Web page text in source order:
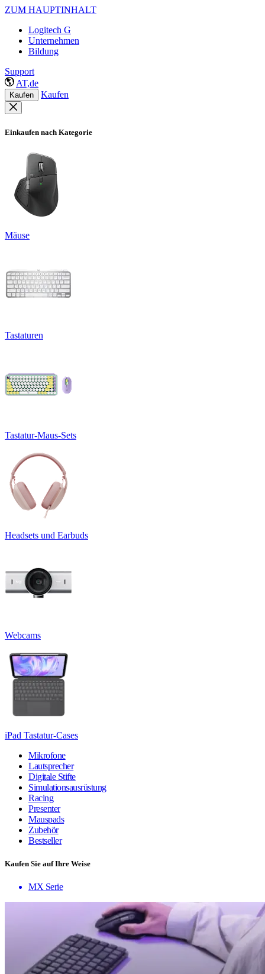
ZUM HAUPTINHALT
Logitech G
Unternehmen
Bildung
Support
AT,de
Kaufen Kaufen
Einkaufen nach Kategorie
Mäuse
Tastaturen
Tastatur-Maus-Sets
Headsets und Earbuds
Webcams
iPad Tastatur-Cases
Mikrofone
Lautsprecher
Digitale Stifte
Simulationsausrüstung
Racing
Presenter
Mauspads
Zubehör
Bestseller
Kaufen Sie auf Ihre Weise
MX Serie